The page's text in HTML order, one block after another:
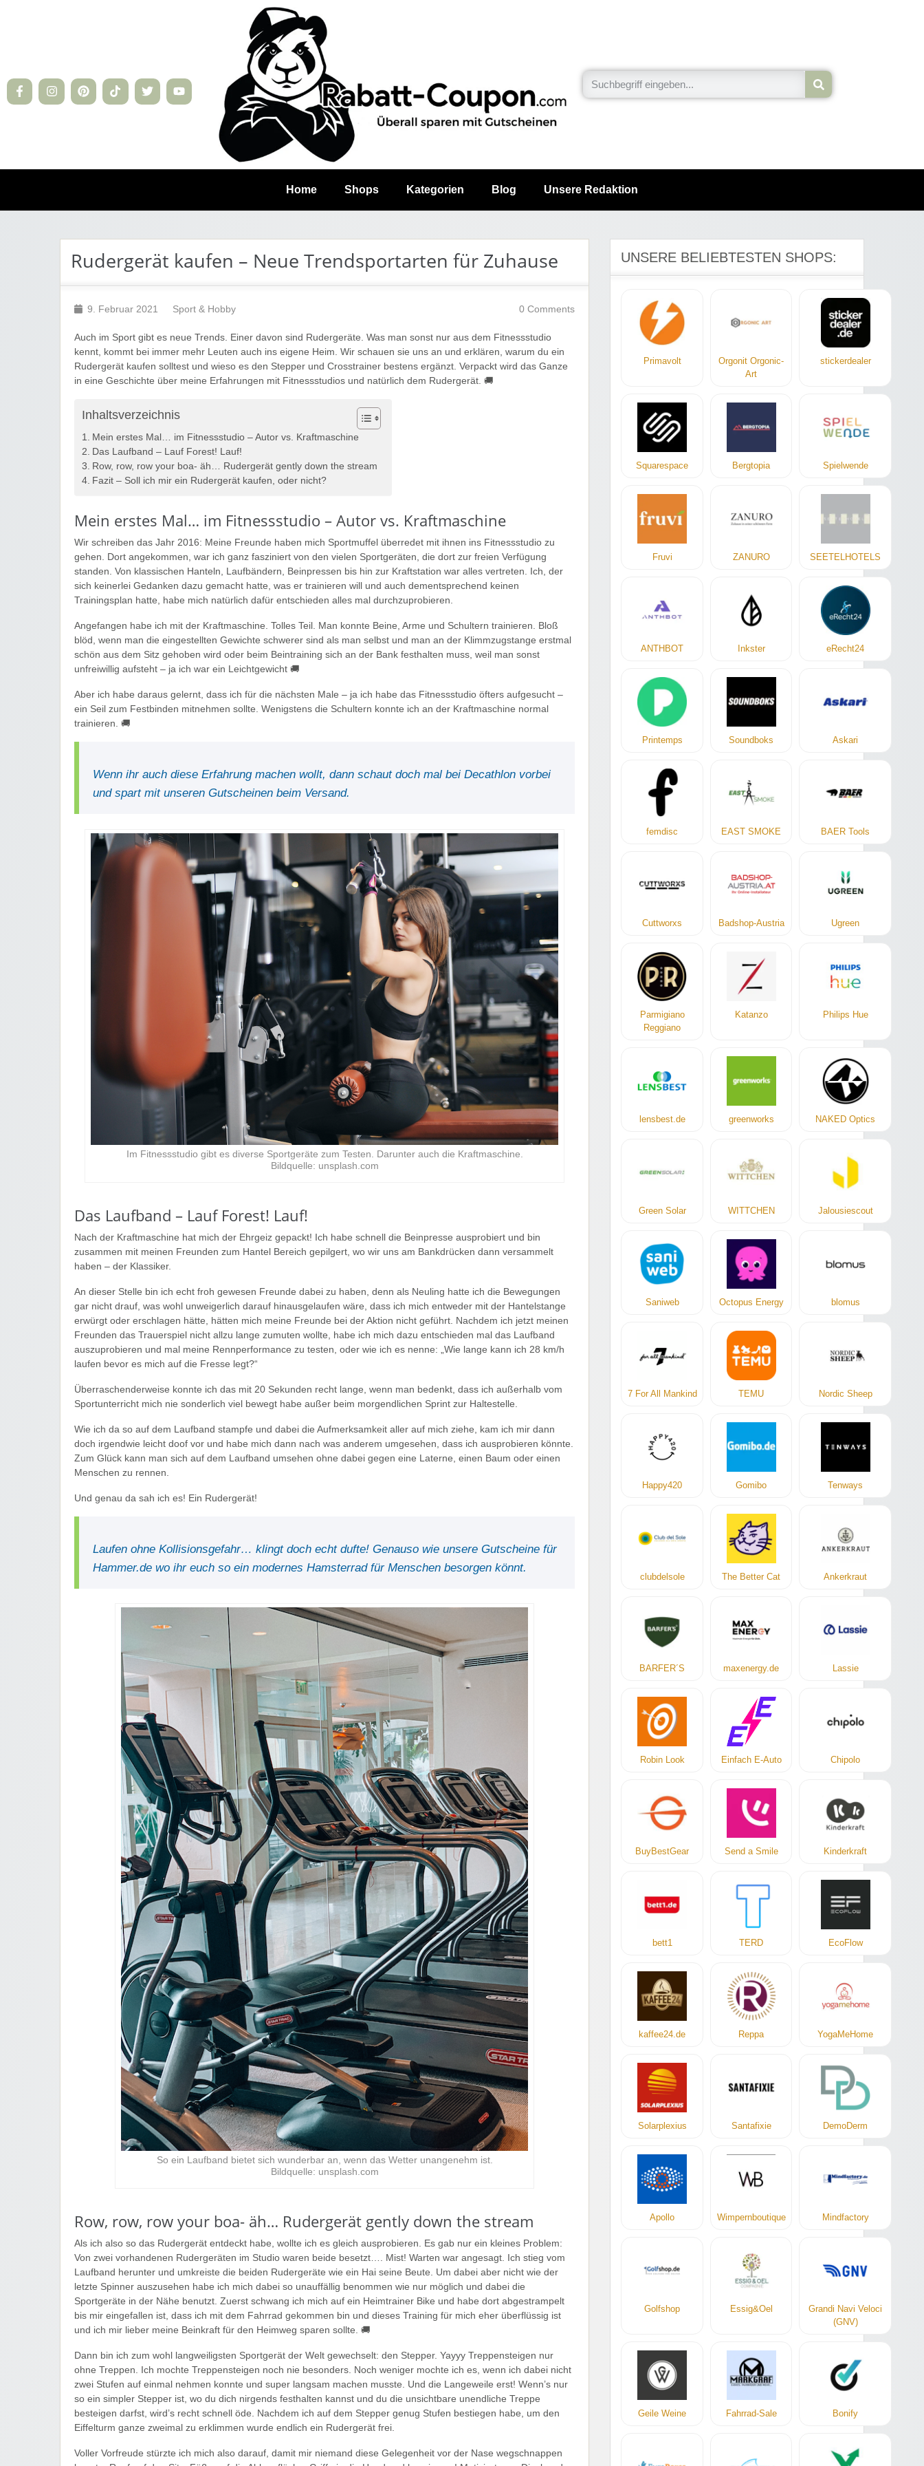
Home Shops Kategorien Blog Unsere Redaktion
Rudergerät kaufen – Neue Trendsportarten für Zuhause
9. Februar 2021 Sport & Hobby 0 Comments
Auch im Sport gibt es neue Trends. Einer davon sind Rudergeräte. Was man sonst nur aus dem Fitnessstudio
kennt, kommt bei immer mehr Leuten auch ins eigene Heim. Wir schauen sie uns an und erklären, warum du ein
Rudergerät kaufen solltest und wieso es den Stepper und Crosstrainer bestens ergänzt. Verpackt wird das Ganze
in eine Geschichte über meine Erfahrungen mit Fitnessstudios und natürlich dem Rudergerät. 🚚
Inhaltsverzeichnis
Mein erstes Mal… im Fitnessstudio – Autor vs. Kraftmaschine
Das Laufband – Lauf Forest! Lauf!
Row, row, row your boa- äh… Rudergerät gently down the stream
Fazit – Soll ich mir ein Rudergerät kaufen, oder nicht?
Mein erstes Mal… im Fitnessstudio – Autor vs. Kraftmaschine
Wir schreiben das Jahr 2016: Meine Freunde haben mich Sportmuffel überredet mit ihnen ins Fitnessstudio zu
gehen. Dort angekommen, war ich ganz fasziniert von den vielen Sportgeräten, die dort zur freien Verfügung
standen. Von klassischen Hanteln, Laufbändern, Beinpressen bis hin zur Kraftstation war alles vertreten. Ich, der
sich keinerlei Gedanken dazu gemacht hatte, was er trainieren will und auch dementsprechend keinen
Trainingsplan hatte, habe mich natürlich dafür entschieden alles mal durchzuprobieren.
Angefangen habe ich mit der Kraftmaschine. Tolles Teil. Man konnte Beine, Arme und Schultern trainieren. Bloß
blöd, wenn man die eingestellten Gewichte schwerer sind als man selbst und man an der Klimmzugstange erstmal
schön aus dem Sitz gehoben wird oder beim Beintraining sich an der Bank festhalten muss, weil man sonst
unfreiwillig aufsteht – ja ich war ein Leichtgewicht 🚚
Aber ich habe daraus gelernt, dass ich für die nächsten Male – ja ich habe das Fitnessstudio öfters aufgesucht –
ein Seil zum Festbinden mitnehmen sollte. Wenigstens die Schultern konnte ich an der Kraftmaschine normal
trainieren. 🚚
Wenn ihr auch diese Erfahrung machen wollt, dann schaut doch mal bei Decathlon vorbei
und spart mit unseren Gutscheinen beim Versand.
Im Fitnessstudio gibt es diverse Sportgeräte zum Testen. Darunter auch die Kraftmaschine.
Bildquelle: unsplash.com
Das Laufband – Lauf Forest! Lauf!
Nach der Kraftmaschine hat mich der Ehrgeiz gepackt! Ich habe schnell die Beinpresse ausprobiert und bin
zusammen mit meinen Freunden zum Hantel Bereich gepilgert, wo wir uns am Bankdrücken dann versammelt
haben – der Klassiker.
An dieser Stelle bin ich echt froh gewesen Freunde dabei zu haben, denn als Neuling hatte ich die Bewegungen
gar nicht drauf, was wohl unweigerlich darauf hinausgelaufen wäre, dass ich mich entweder mit der Hantelstange
erwürgt oder erschlagen hätte, hätten mich meine Freunde bei der Aktion nicht geführt. Nachdem ich jetzt meinen
Freunden das Trauerspiel nicht allzu lange zumuten wollte, habe ich mich dazu entschieden mal das Laufband
auszuprobieren und mal meine Rennperformance zu testen, oder wie ich es nenne: „Wie lange kann ich 28 km/h
laufen bevor es mich auf die Fresse legt?“
Überraschenderweise konnte ich das mit 20 Sekunden recht lange, wenn man bedenkt, dass ich außerhalb vom
Sportunterricht mich nie sonderlich viel bewegt habe außer beim morgendlichen Sprint zur Haltestelle.
Wie ich da so auf dem Laufband stampfe und dabei die Aufmerksamkeit aller auf mich ziehe, kam ich mir dann
doch irgendwie leicht doof vor und habe mich dann nach was anderem umgesehen, dass ich ausprobieren könnte.
Zum Glück kann man sich auf dem Laufband umsehen ohne dabei gegen eine Laterne, einen Baum oder einen
Menschen zu rennen.
Und genau da sah ich es! Ein Rudergerät!
Laufen ohne Kollisionsgefahr… klingt doch echt dufte! Genauso wie unsere Gutscheine für
Hammer.de wo ihr euch so ein modernes Hamsterrad für Menschen besorgen könnt.
So ein Laufband bietet sich wunderbar an, wenn das Wetter unangenehm ist.
Bildquelle: unsplash.com
Row, row, row your boa- äh… Rudergerät gently down the stream
Als ich also so das Rudergerät entdeckt habe, wollte ich es gleich ausprobieren. Es gab nur ein kleines Problem:
Von zwei vorhandenen Rudergeräten im Studio waren beide besetzt…. Mist! Warten war angesagt. Ich stieg vom
Laufband herunter und umkreiste die beiden Rudergeräte wie ein Hai seine Beute. Um dabei aber nicht wie der
letzte Spinner auszusehen habe ich mich dabei so unauffällig benommen wie nur möglich und dabei die
Sportgeräte in der Nähe benutzt. Zuerst schwang ich mich auf ein Heimtrainer Bike und habe dort abgestrampelt
bis mir eingefallen ist, dass ich mit dem Fahrrad gekommen bin und dieses Training für mich eher überflüssig ist
und ich mir lieber meine Beinkraft für den Heimweg sparen sollte. 🚚
Dann bin ich zum wohl langweiligsten Sportgerät der Welt gewechselt: den Stepper. Yayyy Treppensteigen nur
ohne Treppen. Ich mochte Treppensteigen noch nie besonders. Noch weniger mochte ich es, wenn ich dabei nicht
zwei Stufen auf einmal nehmen konnte und super langsam machen musste. Und die Langeweile erst! Wenn’s nur
so ein simpler Stepper ist, wo du dich nirgends festhalten kannst und du die unsichtbare unendliche Treppe
besteigen darfst, wird’s recht schnell öde. Nachdem ich auf dem Stepper genug Stufen bestiegen habe, um den
Eiffelturm ganze zweimal zu erklimmen wurde endlich ein Rudergerät frei.
Voller Vorfreude stürzte ich mich also darauf, damit mir niemand diese Gelegenheit vor der Nase wegschnappen
UNSERE BELIEBTESTEN SHOPS:
Primavolt
Orgonit Orgonic-
Art
stickerdealer
Squarespace Bergtopia Spielwende
Fruvi ZANURO SEETELHOTELS
ANTHBOT Inkster eRecht24
Printemps Soundboks Askari
femdisc EAST SMOKE BAER Tools
Cuttworxs Badshop-Austria Ugreen
Parmigiano
Reggiano
Katanzo Philips Hue
lensbest.de greenworks NAKED Optics
Green Solar WITTCHEN Jalousiescout
Saniweb Octopus Energy blomus
7 For All Mankind TEMU Nordic Sheep
Happy420 Gomibo Tenways
clubdelsole The Better Cat Ankerkraut
BARFER´S maxenergy.de Lassie
Robin Look Einfach E-Auto Chipolo
BuyBestGear Send a Smile Kinderkraft
bett1 TERD EcoFlow
kaffee24.de Reppa YogaMeHome
Solarplexius Santafixie DemoDerm
Apollo Wimpernboutique Mindfactory
Golfshop Essig&Oel
Grandi Navi Veloci
(GNV)
Geile Weine Fahrrad-Sale Bonify